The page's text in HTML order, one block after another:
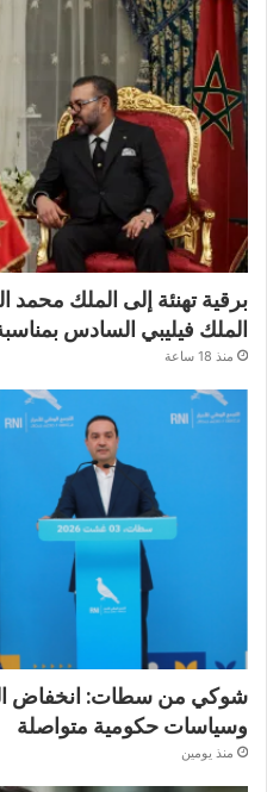
برقية تهنئة إلى الملك
الملك فيليبي السادس
منذ 18 ساعة
شوكي من سطات: انخفاض
وسياسات حكومية متواصلة
منذ يومين